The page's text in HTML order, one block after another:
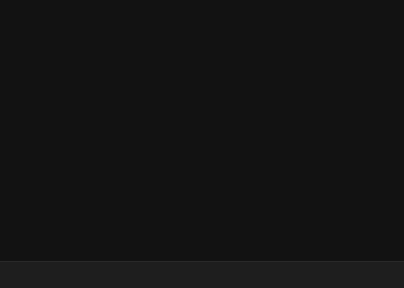
aktualności
redakcja